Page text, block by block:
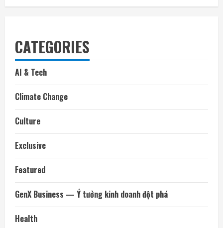
CATEGORIES
AI & Tech
Climate Change
Culture
Exclusive
Featured
GenX Business — Ý tưởng kinh doanh đột phá
Health